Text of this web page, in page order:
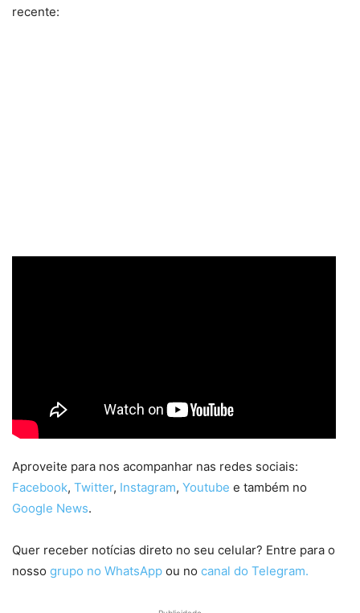
recente:
Aproveite para nos acompanhar nas redes sociais:
Facebook, Twitter, Instagram, Youtube e também no
Google News.
Quer receber notícias direto no seu celular? Entre para o
nosso grupo no WhatsApp ou no canal do Telegram.